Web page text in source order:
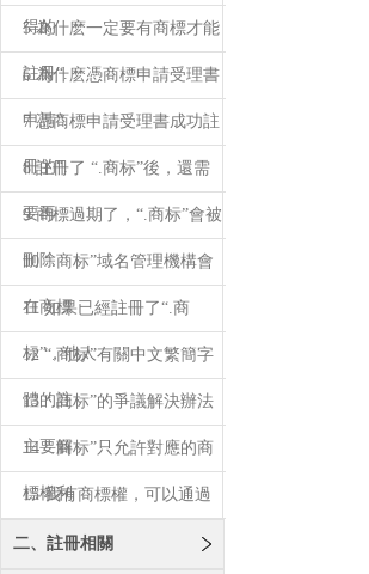
得的
5 為什麽一定要有商標才能
註冊“.
6 為什麽憑商標申請受理書
申請“.
7 憑商標申請受理書成功註
冊的“.
8 註冊了 “.商标”後，還需
要再
9 商標過期了，“.商标”會被
刪除
10 “.商标”域名管理機構會
在商標
11 如果已經註冊了“.商
标”，他人
12 “.商标”有關中文繁簡字
體的註
13 “.商标”的爭議解決辦法
主要解
14 “.商标”只允許對應的商
標權利
15 我有商標權，可以通過
域名爭議解
二、註冊相關